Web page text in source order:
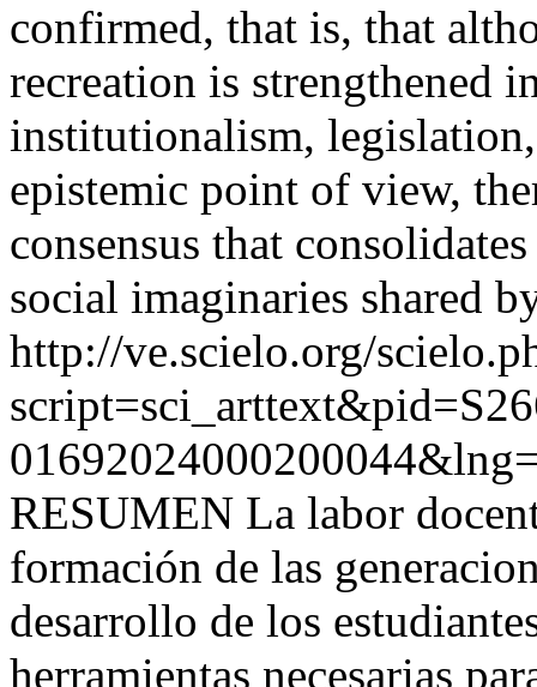
confirmed, that is, that
recreation is strengthened
institutionalism,
epistemic point of view,
consensus that
social imaginaries shared
http://ve.scielo.org/
RESUMEN La labor
formación de las
desarrollo de los
herramientas necesarias